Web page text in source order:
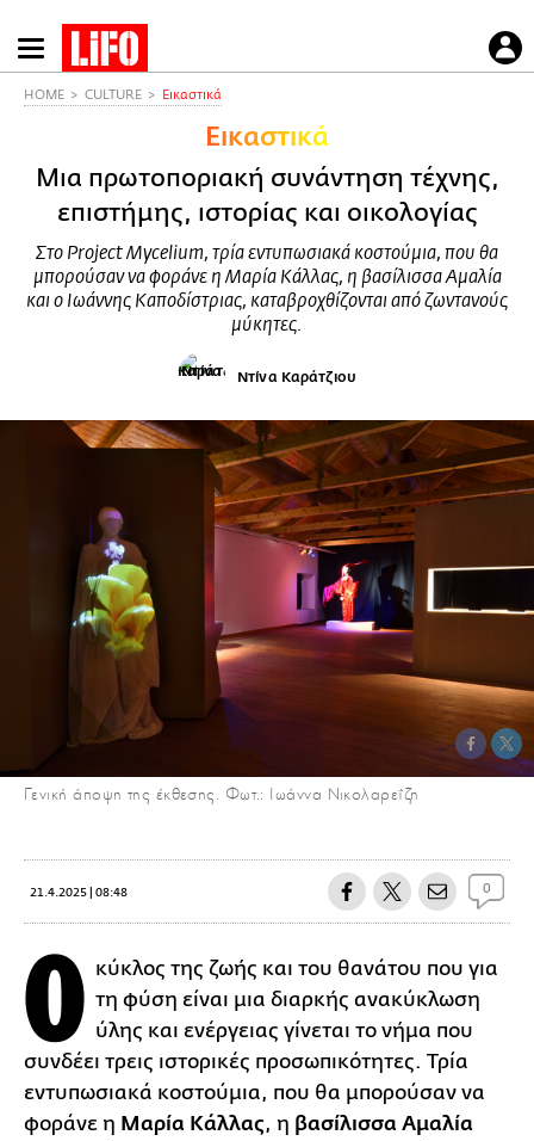
Παράκαμψη
προς
HOME CULTURE Εικαστικά
Εικαστικά
Μια πρωτοποριακή συνάντηση τέχνης,
επιστήμης, ιστορίας και οικολογίας
Στο Project Mycelium, τρία εντυπωσιακά κοστούμια, που θα
μπορούσαν να φοράνε η Μαρία Κάλλας, η βασίλισσα Αμαλία
και ο Ιωάννης Καποδίστριας, καταβροχθίζονται από ζωντανούς
μύκητες.
Ντίνα Καράτζιου
Γενική άποψη της έκθεσης. Φωτ.: Ιωάννα Νικολαρεΐζη
21.4.2025 | 08:48 0
Ο κύκλος της ζωής και του θανάτου που για
τη φύση είναι μια διαρκής ανακύκλωση
ύλης και ενέργειας γίνεται το νήμα που
συνδέει τρεις ιστορικές προσωπικότητες. Τρία
εντυπωσιακά κοστούμια, που θα μπορούσαν να
φοράνε η Μαρία Κάλλας, η βασίλισσα Αμαλία